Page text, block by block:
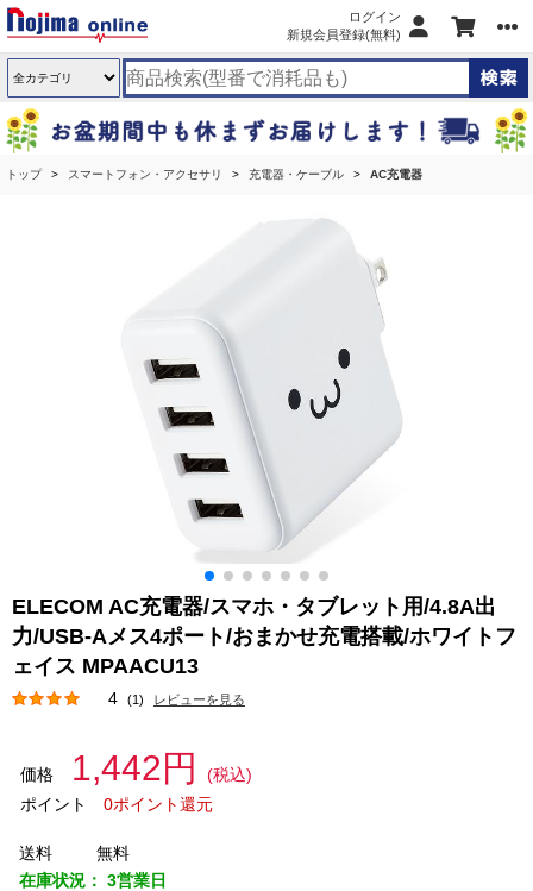
ログイン
新規会員登録(無料)
トップ スマートフォン・アクセサリ 充電器・ケーブル AC充電器
ELECOM AC充電器/スマホ・タブレット用/4.8A出
力/USB-Aメス4ポート/おまかせ充電搭載/ホワイトフ
ェイス MPAACU13
4 (1) レビューを見る
価格 1,442円
(税込)
ポイント
0ポイント還元
送料
無料
在庫状況： 3営業日